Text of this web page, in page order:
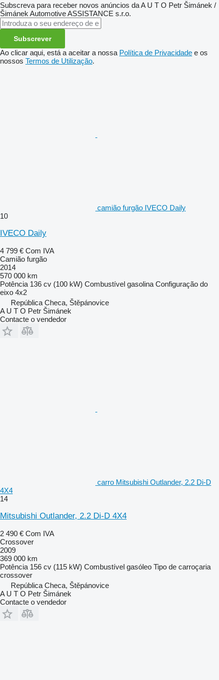
Subscreva para receber novos anúncios da A U T O Petr Šimánek /
Šimánek Automotive ASSISTANCE s.r.o.
Subscrever
Ao clicar aqui, está a aceitar a nossa Política de Privacidade e os
nossos Termos de Utilização.
camião furgão IVECO Daily
10
IVECO Daily
4 799 € Com IVA
Camião furgão
2014
570 000 km
Potência 136 cv (100 kW) Combustível gasolina Configuração do
eixo 4x2
República Checa, Štěpánovice
A U T O Petr Šimánek
Contacte o vendedor
carro Mitsubishi Outlander, 2.2 Di-D
4X4
14
Mitsubishi Outlander, 2.2 Di-D 4X4
2 490 € Com IVA
Crossover
2009
369 000 km
Potência 156 cv (115 kW) Combustível gasóleo Tipo de carroçaria
crossover
República Checa, Štěpánovice
A U T O Petr Šimánek
Contacte o vendedor